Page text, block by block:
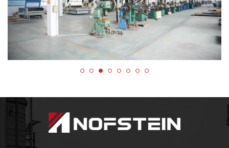
Garlock dan Flexitallic. Sejak kitakawasan industri
teknologi penyegelandimasukkan ke dalam produksi
pada tahun 2013, kami telah fokus pada produksi
perdagangan luar negeri profesional kami, kami
mengekspor sertifikasi iniNofsteinsolusi
penyegelan ke Eropa Timur, Asia Tenggara, dan